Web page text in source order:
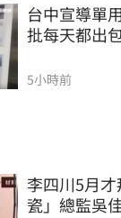
台中宣導單
批每天都出
5小時前
李四川5月
瓷」總監吳